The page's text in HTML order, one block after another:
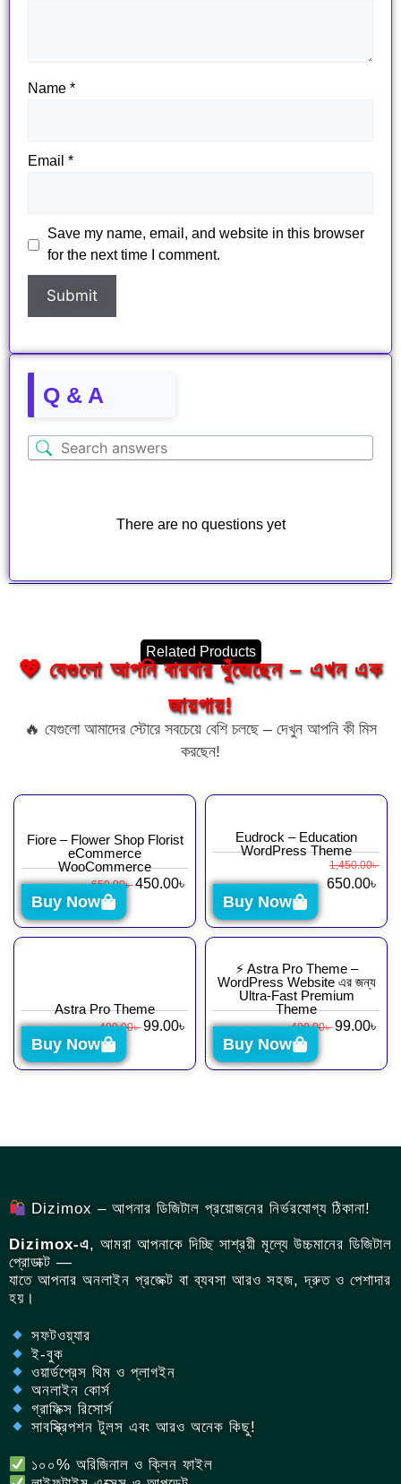
Name *
Email *
Save my name, email, and website in this browser
for the next time I comment.
Q & A
There are no questions yet
Related Products
💖 যেগুলো আপনি বারবার খুঁজেছেন – এখন এক
জায়গায়!
🔥 যেগুলো আমাদের স্টোরে সবচেয়ে বেশি চলছে – দেখুন আপনি কী মিস
করছেন!
Fiore – Flower Shop Florist
eCommerce
WooCommerce
650.00৳ 450.00৳
Buy Now
Eudrock – Education
WordPress Theme
1,450.00৳
650.00৳
Buy Now
Astra Pro Theme
499.00৳ 99.00৳
Buy Now
⚡ Astra Pro Theme –
WordPress Website এর জন্য
Ultra-Fast Premium
Theme
499.00৳ 99.00৳
Buy Now
Dizimox – আপনার ডিজিটাল প্রয়োজনের নির্ভরযোগ্য ঠিকানা!
Dizimox-এ, আমরা আপনাকে দিচ্ছি সাশ্রয়ী মূল্যে উচ্চমানের ডিজিটাল
প্রোডাক্ট —
যাতে আপনার অনলাইন প্রজেক্ট বা ব্যবসা আরও সহজ, দ্রুত ও পেশাদার
হয়।
সফটওয়্যার
ই-বুক
ওয়ার্ডপ্রেস থিম ও প্লাগইন
অনলাইন কোর্স
গ্রাফিক্স রিসোর্স
সাবস্ক্রিপশন টুলস এবং আরও অনেক কিছু!
১০০% অরিজিনাল ও ক্লিন ফাইল